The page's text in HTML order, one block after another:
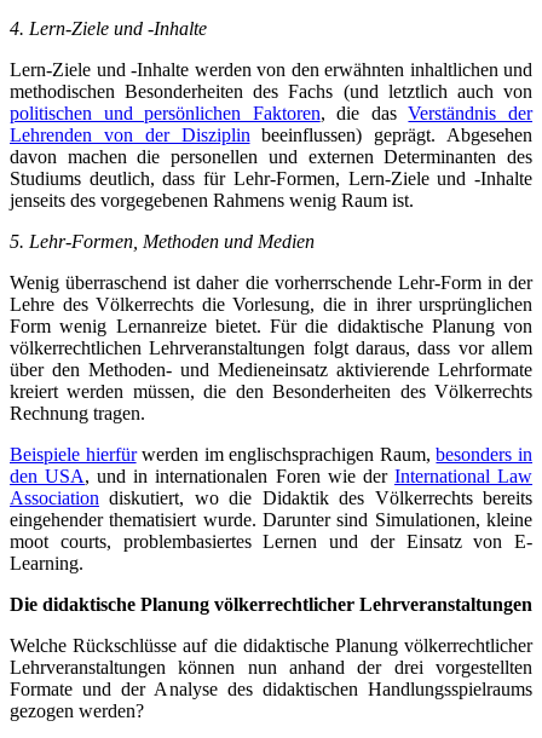
4. Lern-Ziele und -Inhalte
Lern-Ziele und -Inhalte werden von den erwähnten inhaltlichen und
methodischen Besonderheiten des Fachs (und letztlich auch von
politischen und persönlichen Faktoren, die dasVerständnis der
Lehrenden von der Disziplinbeeinflussen) geprägt. Abgesehen
davon machen die personellen und externen Determinanten des
Studiums deutlich, dass für Lehr-Formen, Lern-Ziele und -Inhalte
jenseits des vorgegebenen Rahmens wenig Raum ist.
5. Lehr-Formen, Methoden und Medien
Wenig überraschend ist daher die vorherrschende Lehr-Form in der
Lehre des Völkerrechts die Vorlesung, die in ihrer ursprünglichen
Form wenig Lernanreize bietet. Für die didaktische Planung von
völkerrechtlichen Lehrveranstaltungen folgt daraus, dass vor allem
über den Methoden- und Medieneinsatz aktivierende Lehrformate
kreiert werden müssen, die den Besonderheiten des Völkerrechts
Rechnung tragen.
Beispiele hierfürwerden im englischsprachigen Raum,besonders in
den USA, und in internationalen Foren wie der International Law
Association diskutiert, wo die Didaktik des Völkerrechts bereits
eingehender thematisiert wurde. Darunter sind Simulationen, kleine
moot courts, problembasiertes Lernen und der Einsatz von E-
Learning.
Die didaktische Planung völkerrechtlicher Lehrveranstaltungen
Welche Rückschlüsse auf die didaktische Planung völkerrechtlicher
Lehrveranstaltungen können nun anhand der drei vorgestellten
Formate und der Analyse des didaktischen Handlungsspielraums
gezogen werden?